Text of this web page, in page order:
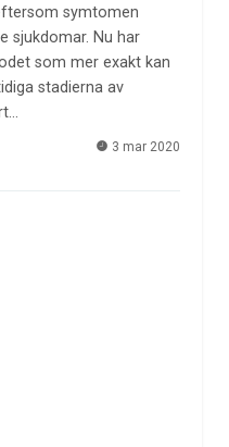
symtomen
sjukdomar. Nu har
som mer exakt kan
stadierna av
3 mar 2020